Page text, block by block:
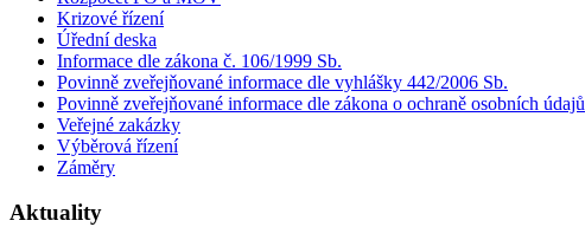
Krizové řízení
Úřední deska
Informace dle zákona č. 106/1999 Sb.
Povinně zveřejňované informace dle vyhlášky 442/2006 Sb.
Povinně zveřejňované informace dle zákona o ochraně osobních údajů
Veřejné zakázky
Výběrová řízení
Záměry
Aktuality